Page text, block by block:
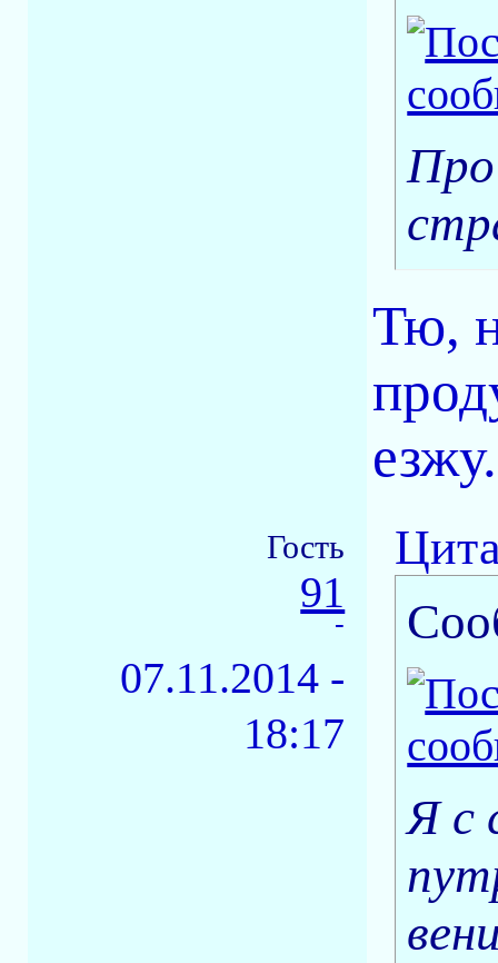
Тю,
Гость
91
-
07.11.2014 -
18:17
Я с